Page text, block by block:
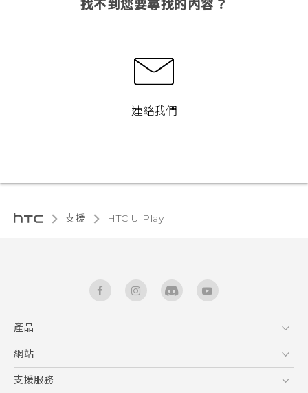
找不到您要尋找的內容？
連絡我們
支援 HTC U Play‎
產品
5G
智能手機
網站
HTC Dev
支援服務